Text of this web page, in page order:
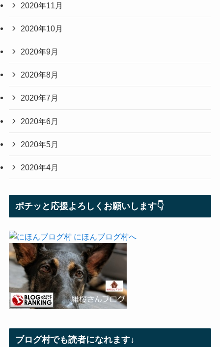
2020年11月
2020年10月
2020年9月
2020年8月
2020年7月
2020年6月
2020年5月
2020年4月
ポチッと応援よろしくお願いします👇
ブログ村でも読者になれます↓